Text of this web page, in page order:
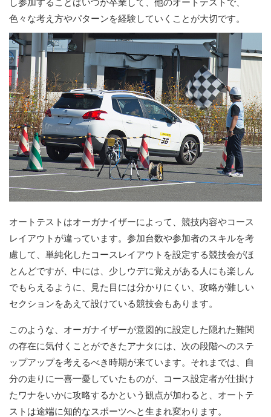
し参加することはいつか卒業して、他のオートテストで、
色々な考え方やパターンを経験していくことが大切です。
オートテストはオーガナイザーによって、競技内容やコース
レイアウトが違っています。参加台数や参加者のスキルを考
慮して、単純化したコースレイアウトを設定する競技会がほ
とんどですが、中には、少しウデに覚えがある人にも楽しん
でもらえるように、見た目には分かりにくい、攻略が難しい
セクションをあえて設けている競技会もあります。
このような、オーガナイザーが意図的に設定した隠れた難関
の存在に気付くことができたアナタには、次の段階へのステ
ップアップを考えるべき時期が来ています。それまでは、自
分の走りに一喜一憂していたものが、コース設定者が仕掛け
たワナをいかに攻略するかという観点が加わると、オートテ
ストは途端に知的なスポーツへと生まれ変わります。